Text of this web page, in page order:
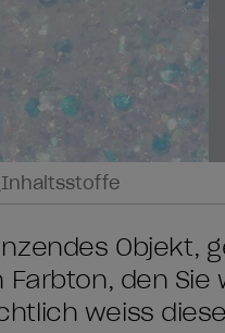
Inhaltsstoffe
Objekt,
den Sie
weiss